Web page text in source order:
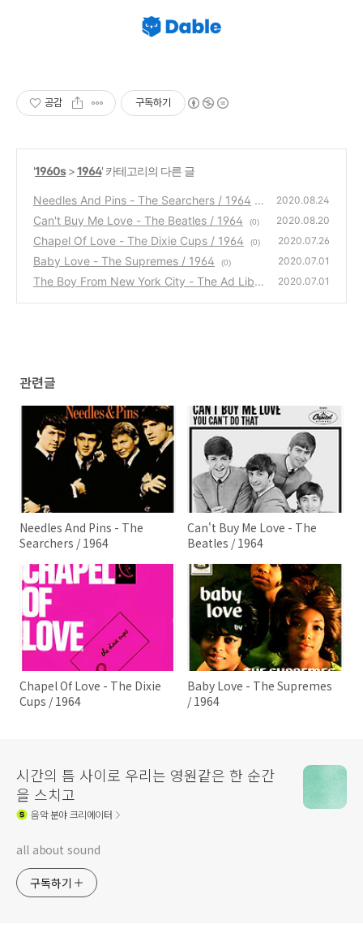
공감 구독하기
'1960s>1964' 카테고리의 다른 글
Needles And Pins - The Searchers / 1964
(0)
2020.08.24
Can't Buy Me Love - The Beatles / 1964 (0) 2020.08.20
Chapel Of Love - The Dixie Cups / 1964 (0) 2020.07.26
Baby Love - The Supremes / 1964 (0) 2020.07.01
The Boy From New York City - The Ad Libs
2020.07.01
관련글
Needles And Pins - The
Searchers / 1964
Can't Buy Me Love - The
Beatles / 1964
Chapel Of Love - The Dixie
Cups / 1964
Baby Love - The Supremes
/ 1964
시간의 틈 사이로 우리는 영원같은 한 순간
을 스치고
음악분야 크리에이터
all about sound
구독하기